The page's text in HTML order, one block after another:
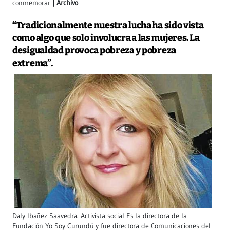
conmemorar
Archivo
“Tradicionalmente nuestra lucha ha sido vista
como algo que solo involucra a las mujeres. La
desigualdad provoca pobreza y pobreza
extrema”.
Daly Ibañez Saavedra. Activista social Es la directora de la
Fundación Yo Soy Curundú y fue directora de Comunicaciones del